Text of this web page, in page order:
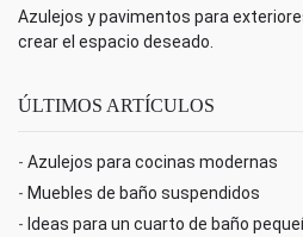
Azulejos y pavimentos para
crear el espacio deseado.
ÚLTIMOS ARTÍCULOS
- Azulejos para cocinas modernas
- Muebles de baño suspendidos
- Ideas para un cuarto de baño